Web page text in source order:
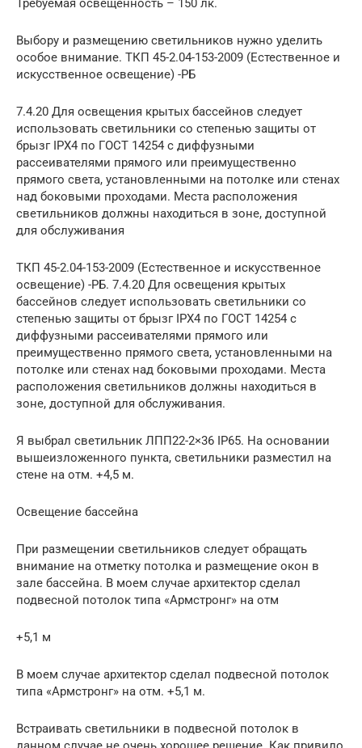
Выбору и размещению светильников нужно уделить
особое внимание. ТКП 45-2.04-153-2009 (Естественное и
искусственное освещение) -РБ
7.4.20 Для освещения крытых бассейнов следует
использовать светильники со степенью защиты от
брызг IPХ4 по ГОСТ 14254 с диффузными
рассеивателями прямого или преимущественно
прямого света, установленными на потолке или стенах
над боковыми проходами. Места расположения
светильников должны находиться в зоне, доступной
для обслуживания
ТКП 45-2.04-153-2009 (Естественное и искусственное
освещение) -РБ. 7.4.20 Для освещения крытых
бассейнов следует использовать светильники со
степенью защиты от брызг IPХ4 по ГОСТ 14254 с
диффузными рассеивателями прямого или
преимущественно прямого света, установленными на
потолке или стенах над боковыми проходами. Места
расположения светильников должны находиться в
зоне, доступной для обслуживания.
Я выбрал светильник ЛПП22-2×36 IP65. На основании
вышеизложенного пункта, светильники разместил на
стене на отм. +4,5 м.
Освещение бассейна
При размещении светильников следует обращать
внимание на отметку потолка и размещение окон в
зале бассейна. В моем случае архитектор сделал
подвесной потолок типа «Армстронг» на отм
+5,1 м
В моем случае архитектор сделал подвесной потолок
типа «Армстронг» на отм. +5,1 м.
Встраивать светильники в подвесной потолок в